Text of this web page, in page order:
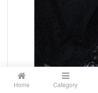
Home Category